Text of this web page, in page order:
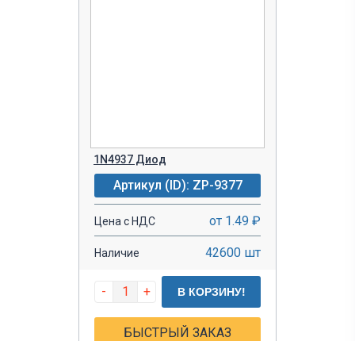
1N4937 Диод
Артикул (ID): ZP-9377
Цена с НДС от 1.49 ₽
Наличие 42600 шт
- + В КОРЗИНУ!
БЫСТРЫЙ ЗАКАЗ